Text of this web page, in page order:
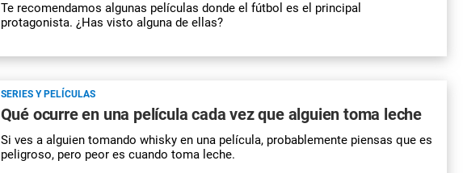
Te recomendamos algunas películas donde el fútbol es el principal
protagonista. ¿Has visto alguna de ellas?
SERIES Y PELÍCULAS
Qué ocurre en una película cada vez que alguien toma leche
Si ves a alguien tomando whisky en una película, probablemente piensas que es
peligroso, pero peor es cuando toma leche.